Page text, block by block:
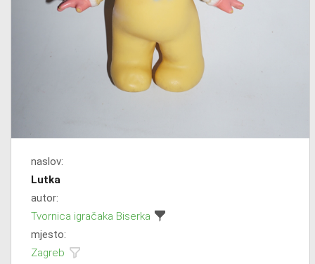
naslov:
Lutka
autor:
Tvornica igračaka Biserka
mjesto:
Zagreb